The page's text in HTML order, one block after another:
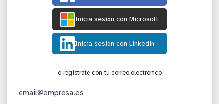
Inicia sesión con Microsoft
Inicia sesión con Linkedin
o regístrate con tu correo electrónico